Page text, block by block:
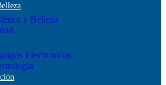
y Belleza
Electronicos